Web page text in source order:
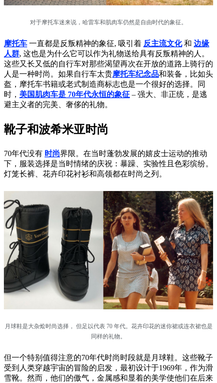
对于摩托车迷来说，哈雷车和肌肉车仍然是自由时代的象征。
摩托车 一直都是反叛精神的象征, 吸引着 反主流文化和 边缘
人群, 这也是为什么它可以作为礼物送给具有反叛精神的人。
这些又长又低的自行车对那些渴望再次在开放的道路上骑行的
人是一种时尚。如果自行车太贵摩托车纪念品和装备，比如头
盔，摩托车书籍或老式制造商标志也是一个很好的选择。同
时， 美国肌肉车是 70年代永恒的象征 – 强大、非正统，是逃
避主义者的完美、奢侈的礼物。
靴子和波希米亚时尚
70年代没有 时尚界限。在当时蓬勃发展的嬉皮士运动的推动
下，服装选择是当时情绪的庆祝：暴躁、实验性且色彩缤纷。
灯笼长裤、花卉印花衬衫和高领都在时尚之列。
月球鞋是大杂烩时尚选择， 但足以代表 70 年代。花卉印花的迷你裙或连衣裙也是
同样的礼物。
但一个特别值得注意的70年代时尚时段就是月球鞋。这些靴子
受到人类穿越宇宙的冒险的启发，最初设计于1969年，作为滑
雪靴。然而，他们的傲气，金属感和显着的美学使他们在后来